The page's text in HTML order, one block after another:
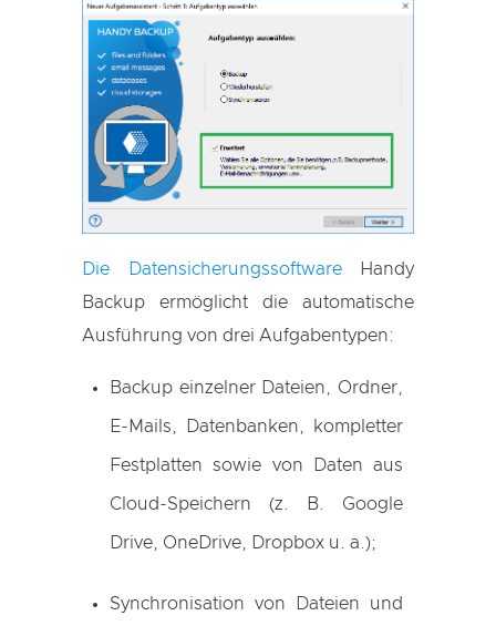
Die DatensicherungssoftwareHandy
Backup ermöglicht die automatische
Ausführung von drei Aufgabentypen:
Backup einzelner Dateien, Ordner,
E-Mails, Datenbanken, kompletter
Festplatten sowie von Daten aus
Cloud-Speichern (z. B. Google
Drive, OneDrive, Dropbox u. a.);
Synchronisation von Dateien und